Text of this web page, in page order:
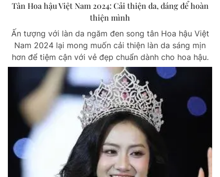
Tân Hoa hậu Việt Nam 2024: Cải thiện da, dáng để hoàn
thiện mình
Ấn tượng với làn da ngăm đen song tân Hoa hậu Việt
Nam 2024 lại mong muốn cải thiện làn da sáng mịn
hơn để tiệm cận với vẻ đẹp chuẩn dành cho hoa hậu.